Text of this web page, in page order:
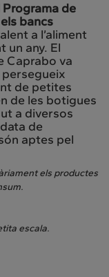
Programa de
bancs
a l’aliment
un any. El
Caprabo va
persegueix
de petites
de les botigues
a diversos
de
aptes pel
els productes
escala.